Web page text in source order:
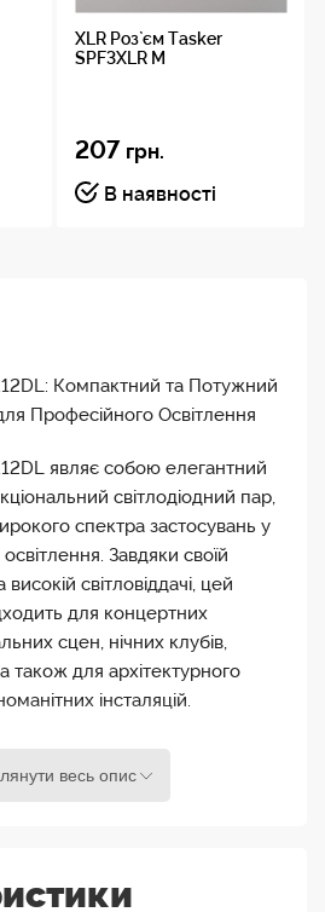
XLR Роз`єм Tasker
SPF3XLR M
207 грн.
В наявності
Компактний та Потужний
Професійного Освітлення
являє собою елегантний
світлодіодний пар,
спектра застосувань у
Завдяки своїй
високій світловіддачі, цей
для концертних
сцен, нічних клубів,
також для архітектурного
інсталяцій.
(червоний, зелений, синій,
відтінків та ефектного
весь опис